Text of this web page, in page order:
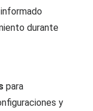
durante
para
y